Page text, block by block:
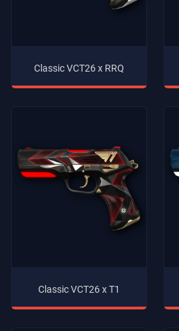
Classic VCT26 x RRQ
Classic VCT26 x T1